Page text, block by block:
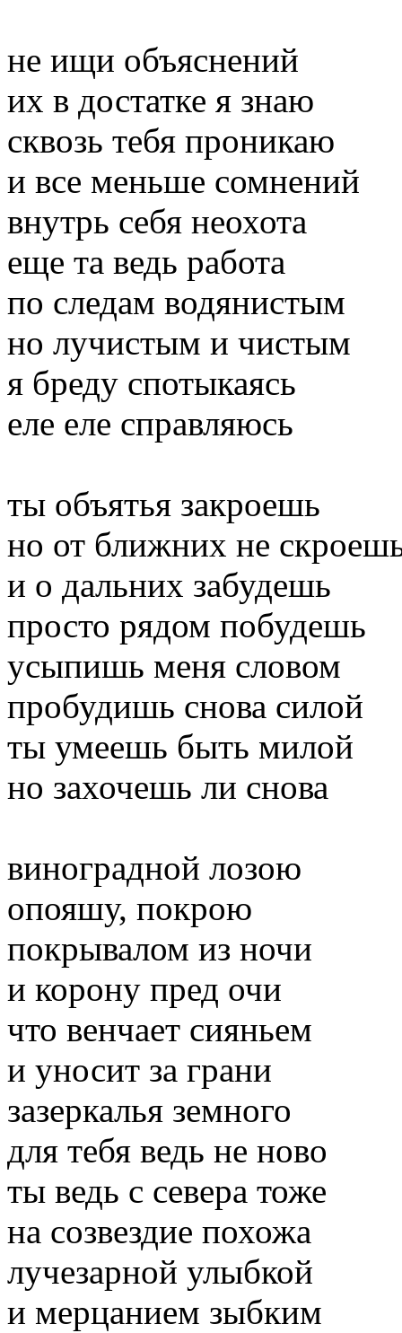
не ищи объяснений
их в достатке я знаю
сквозь тебя проникаю
и все меньше сомнений
внутрь себя неохота
еще та ведь работа
по следам водянистым
но лучистым и чистым
я бреду спотыкаясь
еле еле справляюсь
ты объятья закроешь
но от ближних не
и о дальних забудешь
просто рядом побудешь
усыпишь меня словом
пробудишь снова силой
ты умеешь быть милой
но захочешь ли снова
виноградной лозою
опояшу, покрою
покрывалом из ночи
и корону пред очи
что венчает сияньем
и уносит за грани
зазеркалья земного
для тебя ведь не ново
ты ведь с севера тоже
на созвездие похожа
лучезарной улыбкой
и мерцанием зыбким